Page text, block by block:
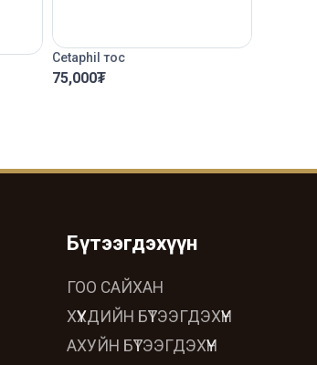
Cetaphil тос
75,000₮
Бүтээгдэхүүн
ГОО САЙХАН
ХҮҮХДИЙН БҮТЭЭГДЭХҮҮН
АХУЙН БҮТЭЭГДЭХҮҮН